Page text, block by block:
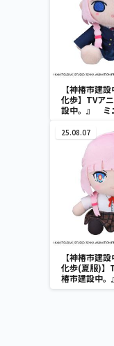
【神椿市建
化歩】TVア
設中。』 ミ
25.08.07
【神椿市建
化歩(夏服)】
椿市建設中
るみ“森先化